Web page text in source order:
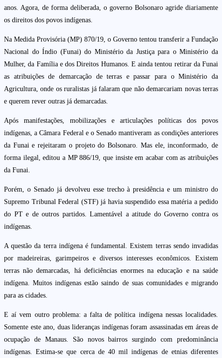
anos. Agora, de forma deliberada, o governo Bolsonaro agride diariamente
os direitos dos povos indígenas.
Na Medida Provisória (MP) 870/19, o Governo tentou transferir a Fundação
Nacional do Índio (Funai) do Ministério da Justiça para o Ministério da
Mulher, da Família e dos Direitos Humanos. E ainda tentou retirar da Funai
as atribuições de demarcação de terras e passar para o Ministério da
Agricultura, onde os ruralistas já falaram que não demarcariam novas terras
e querem rever outras já demarcadas.
Após manifestações, mobilizações e articulações políticas dos povos
indígenas, a Câmara Federal e o Senado mantiveram as condições anteriores
da Funai e rejeitaram o projeto do Bolsonaro. Mas ele, inconformado, de
forma ilegal, editou a MP 886/19, que insiste em acabar com as atribuições
da Funai.
Porém, o Senado já devolveu esse trecho à presidência e um ministro do
Supremo Tribunal Federal (STF) já havia suspendido essa matéria a pedido
do PT e de outros partidos. Lamentável a atitude do Governo contra os
indígenas.
A questão da terra indígena é fundamental. Existem terras sendo invadidas
por madeireiras, garimpeiros e diversos interesses econômicos. Existem
terras não demarcadas, há deficiências enormes na educação e na saúde
indígena. Muitos indígenas estão saindo de suas comunidades e migrando
para as cidades.
E aí vem outro problema: a falta de política indígena nessas localidades.
Somente este ano, duas lideranças indígenas foram assassinadas em áreas de
ocupação de Manaus. São novos bairros surgindo com predominância
indígenas. Estima-se que cerca de 40 mil indígenas de etnias diferentes